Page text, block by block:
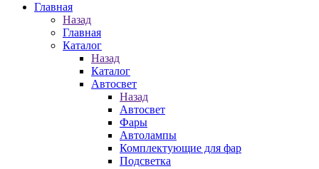
Главная
Назад
Главная
Каталог
Назад
Каталог
Автосвет
Назад
Автосвет
Фары
Автолампы
Комплектующие для фар
Подсветка